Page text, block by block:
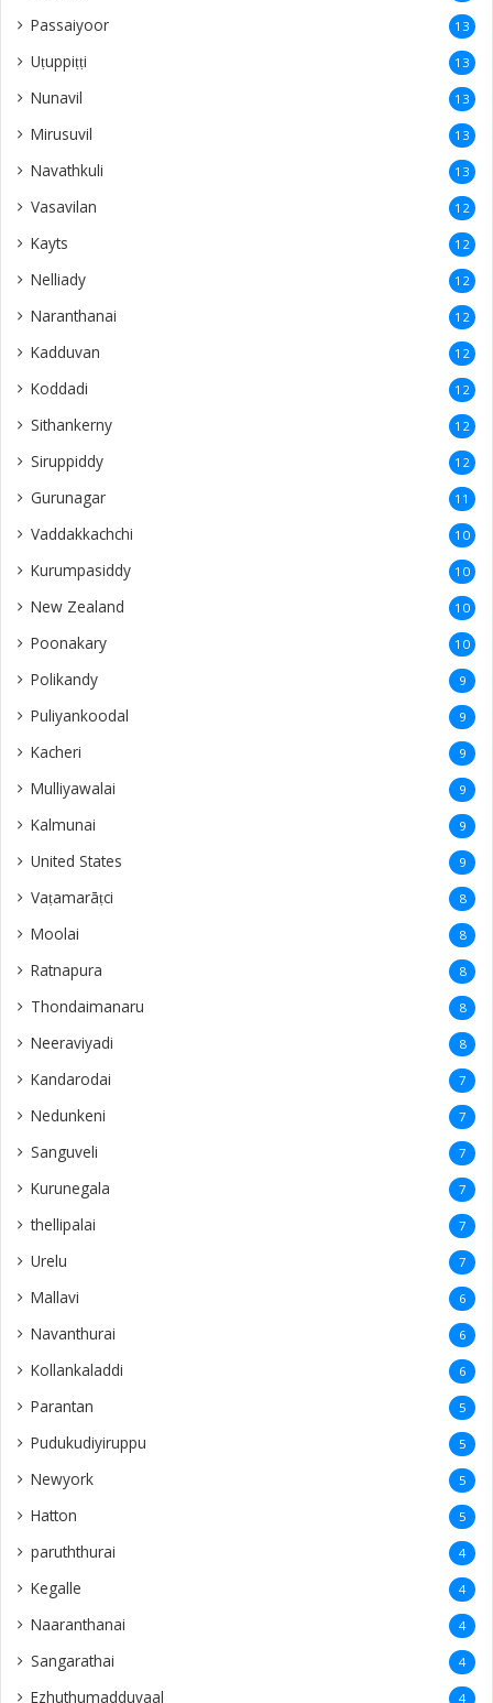
Passaiyoor 13
Uṭuppiṭṭi 13
Nunavil 13
Mirusuvil 13
Navathkuli 13
Vasavilan 12
Kayts 12
Nelliady 12
Naranthanai 12
Kadduvan 12
Koddadi 12
Sithankerny 12
Siruppiddy 12
Gurunagar 11
Vaddakkachchi 10
Kurumpasiddy 10
New Zealand 10
Poonakary 10
Polikandy 9
Puliyankoodal 9
Kacheri 9
Mulliyawalai 9
Kalmunai 9
United States 9
Vaṭamarāṭci 8
Moolai 8
Ratnapura 8
Thondaimanaru 8
Neeraviyadi 8
Kandarodai 7
Nedunkeni 7
Sanguveli 7
Kurunegala 7
thellipalai 7
Urelu 7
Mallavi 6
Navanthurai 6
Kollankaladdi 6
Parantan 5
Pudukudiyiruppu 5
Newyork 5
Hatton 5
paruththurai 4
Kegalle 4
Naaranthanai 4
Sangarathai 4
Ezhuthumadduvaal 4